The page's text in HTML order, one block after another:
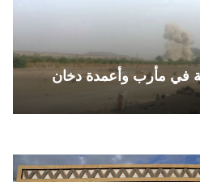
في مأرب وأعمدة دخان